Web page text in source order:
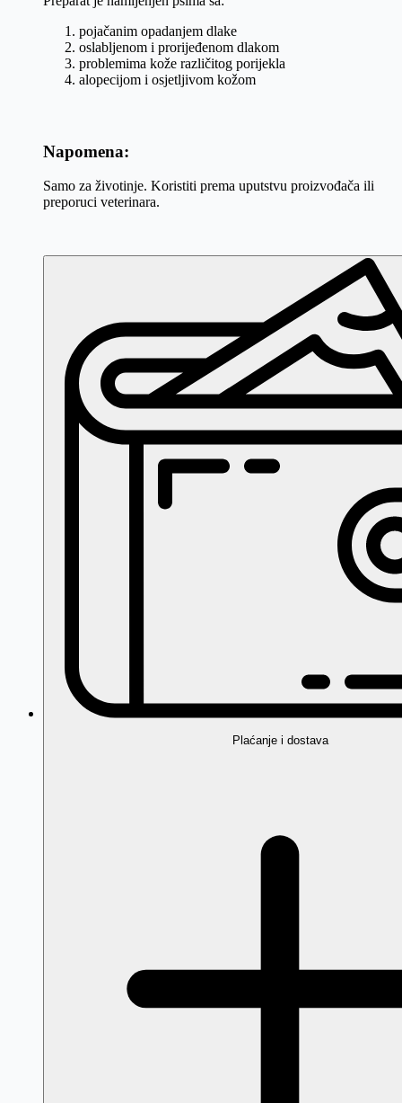
pojačanim opadanjem dlake
oslabljenom i prorijeđenom dlakom
problemima kože različitog porijekla
alopecijom i osjetljivom kožom
Napomena:
Samo za životinje. Koristiti prema uputstvu proizvođača ili
preporuci veterinara.
Plaćanje i dostava